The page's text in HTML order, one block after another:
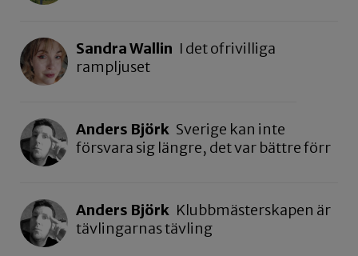
Sandra Wallin I det ofrivilliga
rampljuset
Anders Björk Sverige kan inte
försvara sig längre, det var bättre förr
Anders Björk Klubbmästerskapen är
tävlingarnas tävling